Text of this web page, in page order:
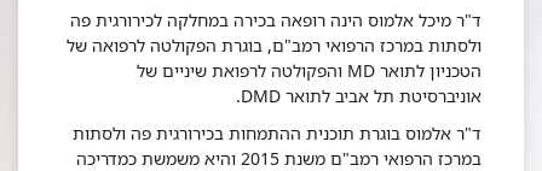
מיכל
אלמוס
ד"ר מיכל אלמוס הינה רופאה בכירה במחלקה לכירורגית פה
ולסתות במרכז הרפואי רמב"ם, בוגרת הפקולטה לרפואה של
הטכניון לתואר MD והפקולטה לרפואת שיניים של
אוניברסיטת תל אביב לתואר DMD.
ד"ר אלמוס בוגרת תוכנית ההתמחות בכירורגית פה ולסתות
במרכז הרפואי רמב"ם משנת 2015 והיא משמשת כמדריכה